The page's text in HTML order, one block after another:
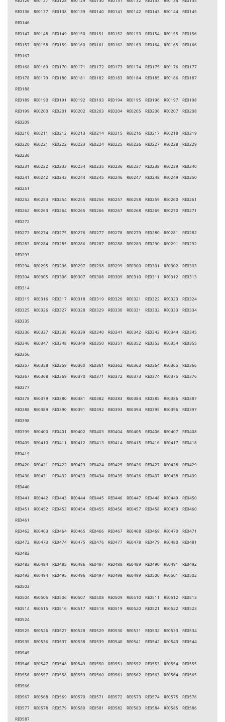
RE0136 RE0137 RE0138 RE0139 RE0140 RE0141 RE0142 RE0143 RE0144 RE0145
RE0146
RE0147 RE0148 RE0149 RE0150 RE0151 RE0152 RE0153 RE0154 RE0155 RE0156
RE0157 RE0158 RE0159 RE0160 RE0161 RE0162 RE0163 RE0164 RE0165 RE0166
RE0167
RE0168 RE0169 RE0170 RE0171 RE0172 RE0173 RE0174 RE0175 RE0176 RE0177
RE0178 RE0179 RE0180 RE0181 RE0182 RE0183 RE0184 RE0185 RE0186 RE0187
RE0188
RE0189 RE0190 RE0191 RE0192 RE0193 RE0194 RE0195 RE0196 RE0197 RE0198
RE0199 RE0200 RE0201 RE0202 RE0203 RE0204 RE0205 RE0206 RE0207 RE0208
RE0209
RE0210 RE0211 RE0212 RE0213 RE0214 RE0215 RE0216 RE0217 RE0218 RE0219
RE0220 RE0221 RE0222 RE0223 RE0224 RE0225 RE0226 RE0227 RE0228 RE0229
RE0230
RE0231 RE0232 RE0233 RE0234 RE0235 RE0236 RE0237 RE0238 RE0239 RE0240
RE0241 RE0242 RE0243 RE0244 RE0245 RE0246 RE0247 RE0248 RE0249 RE0250
RE0251
RE0252 RE0253 RE0254 RE0255 RE0256 RE0257 RE0258 RE0259 RE0260 RE0261
RE0262 RE0263 RE0264 RE0265 RE0266 RE0267 RE0268 RE0269 RE0270 RE0271
RE0272
RE0273 RE0274 RE0275 RE0276 RE0277 RE0278 RE0279 RE0280 RE0281 RE0282
RE0283 RE0284 RE0285 RE0286 RE0287 RE0288 RE0289 RE0290 RE0291 RE0292
RE0293
RE0294 RE0295 RE0296 RE0297 RE0298 RE0299 RE0300 RE0301 RE0302 RE0303
RE0304 RE0305 RE0306 RE0307 RE0308 RE0309 RE0310 RE0311 RE0312 RE0313
RE0314
RE0315 RE0316 RE0317 RE0318 RE0319 RE0320 RE0321 RE0322 RE0323 RE0324
RE0325 RE0326 RE0327 RE0328 RE0329 RE0330 RE0331 RE0332 RE0333 RE0334
RE0335
RE0336 RE0337 RE0338 RE0339 RE0340 RE0341 RE0342 RE0343 RE0344 RE0345
RE0346 RE0347 RE0348 RE0349 RE0350 RE0351 RE0352 RE0353 RE0354 RE0355
RE0356
RE0357 RE0358 RE0359 RE0360 RE0361 RE0362 RE0363 RE0364 RE0365 RE0366
RE0367 RE0368 RE0369 RE0370 RE0371 RE0372 RE0373 RE0374 RE0375 RE0376
RE0377
RE0378 RE0379 RE0380 RE0381 RE0382 RE0383 RE0384 RE0385 RE0386 RE0387
RE0388 RE0389 RE0390 RE0391 RE0392 RE0393 RE0394 RE0395 RE0396 RE0397
RE0398
RE0399 RE0400 RE0401 RE0402 RE0403 RE0404 RE0405 RE0406 RE0407 RE0408
RE0409 RE0410 RE0411 RE0412 RE0413 RE0414 RE0415 RE0416 RE0417 RE0418
RE0419
RE0420 RE0421 RE0422 RE0423 RE0424 RE0425 RE0426 RE0427 RE0428 RE0429
RE0430 RE0431 RE0432 RE0433 RE0434 RE0435 RE0436 RE0437 RE0438 RE0439
RE0440
RE0441 RE0442 RE0443 RE0444 RE0445 RE0446 RE0447 RE0448 RE0449 RE0450
RE0451 RE0452 RE0453 RE0454 RE0455 RE0456 RE0457 RE0458 RE0459 RE0460
RE0461
RE0462 RE0463 RE0464 RE0465 RE0466 RE0467 RE0468 RE0469 RE0470 RE0471
RE0472 RE0473 RE0474 RE0475 RE0476 RE0477 RE0478 RE0479 RE0480 RE0481
RE0482
RE0483 RE0484 RE0485 RE0486 RE0487 RE0488 RE0489 RE0490 RE0491 RE0492
RE0493 RE0494 RE0495 RE0496 RE0497 RE0498 RE0499 RE0500 RE0501 RE0502
RE0503
RE0504 RE0505 RE0506 RE0507 RE0508 RE0509 RE0510 RE0511 RE0512 RE0513
RE0514 RE0515 RE0516 RE0517 RE0518 RE0519 RE0520 RE0521 RE0522 RE0523
RE0524
RE0525 RE0526 RE0527 RE0528 RE0529 RE0530 RE0531 RE0532 RE0533 RE0534
RE0535 RE0536 RE0537 RE0538 RE0539 RE0540 RE0541 RE0542 RE0543 RE0544
RE0545
RE0546 RE0547 RE0548 RE0549 RE0550 RE0551 RE0552 RE0553 RE0554 RE0555
RE0556 RE0557 RE0558 RE0559 RE0560 RE0561 RE0562 RE0563 RE0564 RE0565
RE0566
RE0567 RE0568 RE0569 RE0570 RE0571 RE0572 RE0573 RE0574 RE0575 RE0576
RE0577 RE0578 RE0579 RE0580 RE0581 RE0582 RE0583 RE0584 RE0585 RE0586
RE0587